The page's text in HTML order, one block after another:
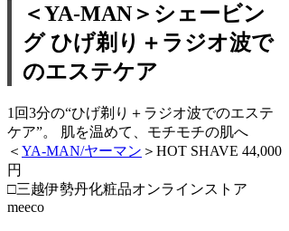
＜YA-MAN＞シェービン
グ ひげ剃り＋ラジオ波で
のエステケア
1回3分の“ひげ剃り＋ラジオ波でのエステ
ケア”。 肌を温めて、モチモチの肌へ
＜ YA-MAN/ヤーマン ＞HOT SHAVE 44,000
円
□三越伊勢丹化粧品オンラインストア
meeco